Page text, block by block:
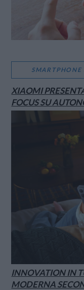
XIAOMI
FOCUS SU
INNOVATION IN
MODERNA